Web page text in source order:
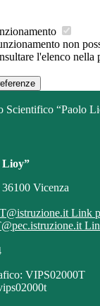
non
l'elenco nella
Scientifico “Paolo
Lioy”
Vicenza
Link
VIPS02000T